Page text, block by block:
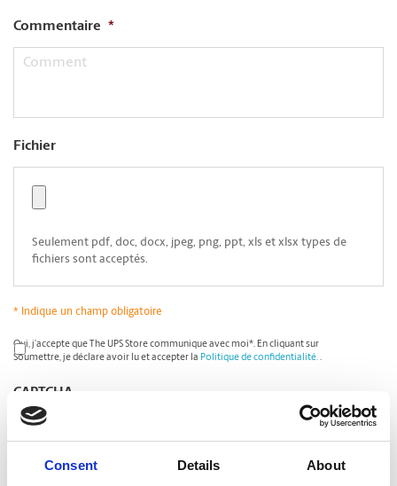
Consent Details About
Commentaire *
Fichier
Seulement pdf, doc, docx, jpeg, png, ppt, xls et xlsx types de
fichiers sont acceptés.
* Indique un champ obligatoire
*
Oui, j’accepte que The UPS Store communique avec moi*. En cliquant sur
Soumettre, je déclare avoir lu et accepter la Politique de confidentialité..
CAPTCHA